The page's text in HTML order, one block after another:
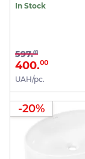
In Stock
597.01
400.00
UAH/pc.
-20%